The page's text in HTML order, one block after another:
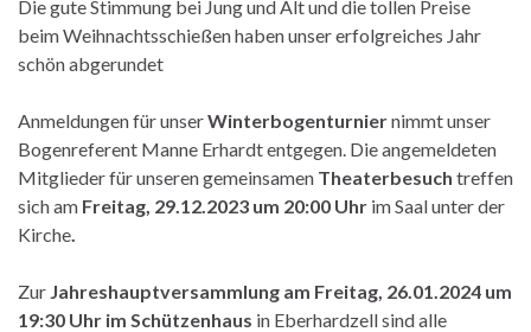
Die gute Stimmung bei Jung und Alt und die tollen Preise
beim Weihnachtsschießen haben unser erfolgreiches Jahr
schön abgerundet
Anmeldungen für unserWinterbogenturniernimmt unser
Bogenreferent Manne Erhardt entgegen. Die angemeldeten
Mitglieder für unseren gemeinsamen Theaterbesuch treffen
sich am Freitag, 29.12.2023 um 20:00 Uhr im Saal unter der
Kirche.
Zur Jahreshauptversammlung am Freitag, 26.01.2024 um
19:30 Uhr im Schützenhaus in Eberhardzell sind alle